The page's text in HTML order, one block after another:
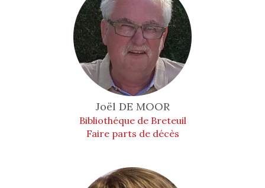
Joël DE MOOR
Bibliothéque de Breteuil
Faire parts de décès